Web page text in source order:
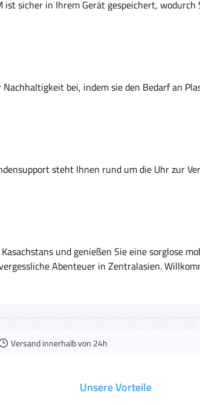
ist sicher in Ihrem Gerät gespeichert,
Nachhaltigkeit bei, indem sie den Bedarf an
steht Ihnen rund um die Uhr zur
und genießen Sie eine sorglose
Abenteuer in Zentralasien.
Versand innerhalb von 24h
Unsere Vorteile